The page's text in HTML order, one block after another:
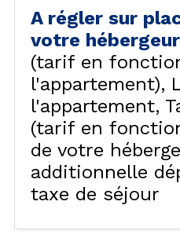
A régler sur
votre hébergeur
(tarif en
l'appartement)
l'appartement
(tarif en
de votre
additionnelle
taxe de séjour